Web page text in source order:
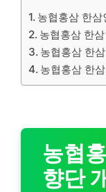
농협홍삼 한삼
농협홍삼 한
농협홍삼 한
농협홍삼 한
농협
향단